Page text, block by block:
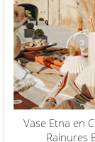
Vase Etna en
Rainures